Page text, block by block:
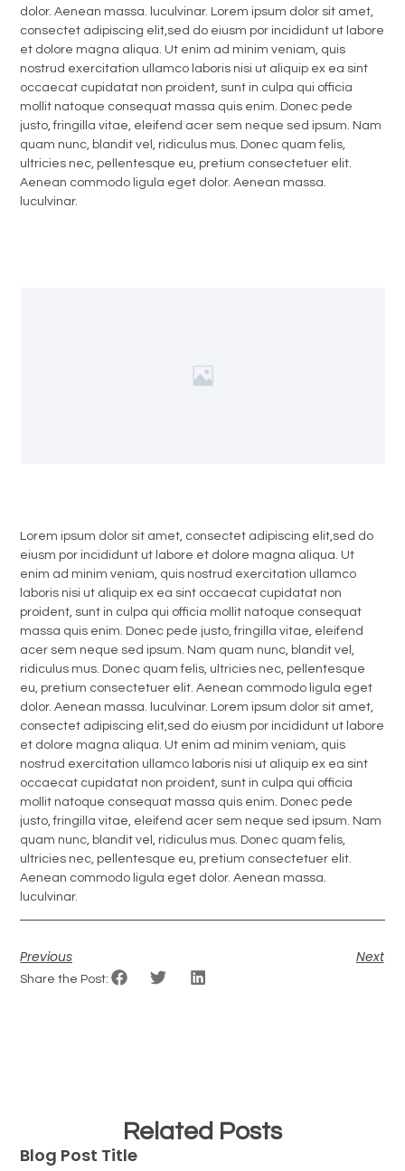
dolor. Aenean massa. luculvinar. Lorem ipsum dolor sit amet,
consectet adipiscing elit,sed do eiusm por incididunt ut labore
et dolore magna aliqua. Ut enim ad minim veniam, quis
nostrud exercitation ullamco laboris nisi ut aliquip ex ea sint
occaecat cupidatat non proident, sunt in culpa qui officia
mollit natoque consequat massa quis enim. Donec pede
justo, fringilla vitae, eleifend acer sem neque sed ipsum. Nam
quam nunc, blandit vel, ridiculus mus. Donec quam felis,
ultricies nec, pellentesque eu, pretium consectetuer elit.
Aenean commodo ligula eget dolor. Aenean massa.
luculvinar.
Lorem ipsum dolor sit amet, consectet adipiscing elit,sed do
eiusm por incididunt ut labore et dolore magna aliqua. Ut
enim ad minim veniam, quis nostrud exercitation ullamco
laboris nisi ut aliquip ex ea sint occaecat cupidatat non
proident, sunt in culpa qui officia mollit natoque consequat
massa quis enim. Donec pede justo, fringilla vitae, eleifend
acer sem neque sed ipsum. Nam quam nunc, blandit vel,
ridiculus mus. Donec quam felis, ultricies nec, pellentesque
eu, pretium consectetuer elit. Aenean commodo ligula eget
dolor. Aenean massa. luculvinar. Lorem ipsum dolor sit amet,
consectet adipiscing elit,sed do eiusm por incididunt ut labore
et dolore magna aliqua. Ut enim ad minim veniam, quis
nostrud exercitation ullamco laboris nisi ut aliquip ex ea sint
occaecat cupidatat non proident, sunt in culpa qui officia
mollit natoque consequat massa quis enim. Donec pede
justo, fringilla vitae, eleifend acer sem neque sed ipsum. Nam
quam nunc, blandit vel, ridiculus mus. Donec quam felis,
ultricies nec, pellentesque eu, pretium consectetuer elit.
Aenean commodo ligula eget dolor. Aenean massa.
luculvinar.
Previous Next
Share the Post:
Related Posts
Blog Post Title